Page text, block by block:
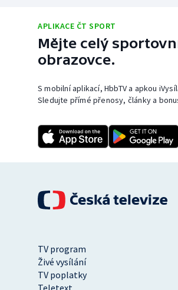
APLIKACE ČT SPORT
Mějte celý
obrazovce.
S mobilní aplikací, HbbTV a apkou
Sledujte přímé přenosy, články a
TV program
Živé vysílání
TV poplatky